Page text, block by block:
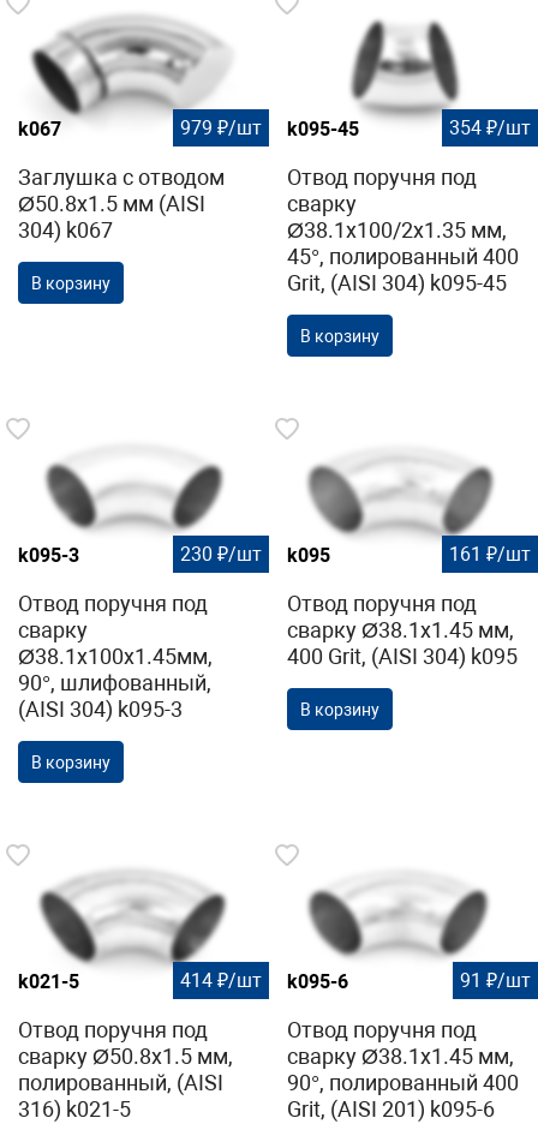
k067 979 ₽/шт
Заглушка с отводом
Ø50.8х1.5 мм (AISI
304) k067
В корзину
k095-45 354 ₽/шт
Отвод поручня под
сварку
Ø38.1х100/2х1.35 мм,
45°, полированный 400
Grit, (AISI 304) k095-45
В корзину
k095-3 230 ₽/шт
Отвод поручня под
сварку
Ø38.1х100х1.45мм,
90°, шлифованный,
(AISI 304) k095-3
В корзину
k095 161 ₽/шт
Отвод поручня под
сварку Ø38.1х1.45 мм,
400 Grit, (AISI 304) k095
В корзину
k021-5 414 ₽/шт
Отвод поручня под
сварку Ø50.8х1.5 мм,
полированный, (AISI
316) k021-5
k095-6 91 ₽/шт
Отвод поручня под
сварку Ø38.1х1.45 мм,
90°, полированный 400
Grit, (AISI 201) k095-6